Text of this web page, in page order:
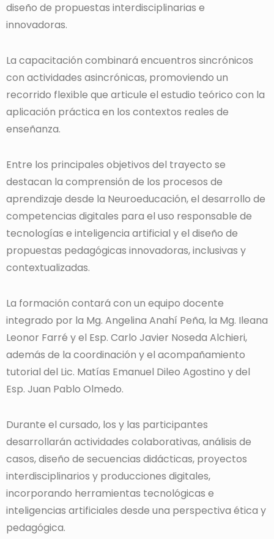
diseño de propuestas interdisciplinarias e
innovadoras.
La capacitación combinará encuentros sincrónicos
con actividades asincrónicas, promoviendo un
recorrido flexible que articule el estudio teórico con la
aplicación práctica en los contextos reales de
enseñanza.
Entre los principales objetivos del trayecto se
destacan la comprensión de los procesos de
aprendizaje desde la Neuroeducación, el desarrollo de
competencias digitales para el uso responsable de
tecnologías e inteligencia artificial y el diseño de
propuestas pedagógicas innovadoras, inclusivas y
contextualizadas.
La formación contará con un equipo docente
integrado por la Mg. Angelina Anahí Peña, la Mg. Ileana
Leonor Farré y el Esp. Carlo Javier Noseda Alchieri,
además de la coordinación y el acompañamiento
tutorial del Lic. Matías Emanuel Dileo Agostino y del
Esp. Juan Pablo Olmedo.
Durante el cursado, los y las participantes
desarrollarán actividades colaborativas, análisis de
casos, diseño de secuencias didácticas, proyectos
interdisciplinarios y producciones digitales,
incorporando herramientas tecnológicas e
inteligencias artificiales desde una perspectiva ética y
pedagógica.